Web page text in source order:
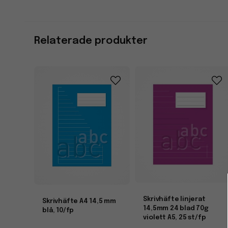
Relaterade produkter
Skrivhäfte A4 14,5 mm
blå, 10/fp
Skrivhäfte linjerat
14,5mm 24 blad 70g
violett A5, 25 st/fp